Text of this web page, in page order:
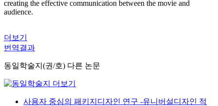
creating the effective communication between the movie and
audience.
더보기
번역결과
동일학술지(권/호) 다른 논문
사용자 중심의 패키지디자인 연구 -유니버설디자인 적